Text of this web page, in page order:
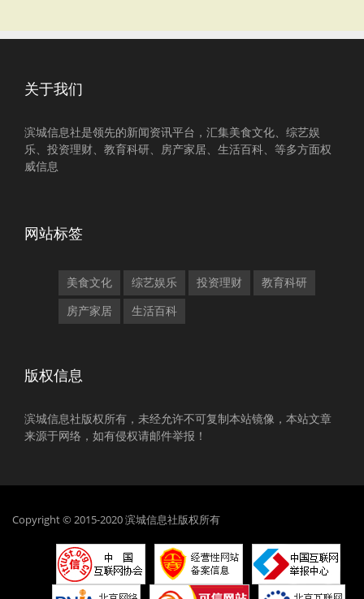
关于我们
滨城信息社是领先的新闻资讯平台，汇集美食文化、综艺娱
乐、投资理财、教育科研、房产家居、生活百科、等多方面权
威信息
网站标签
美食文化 综艺娱乐 投资理财 教育科研
房产家居 生活百科
版权信息
滨城信息社版权所有，未经允许不可复制本站镜像，本站文章
来源于网络，如有侵权请邮件举报！
Copyright © 2015-2020 滨城信息社版权所有